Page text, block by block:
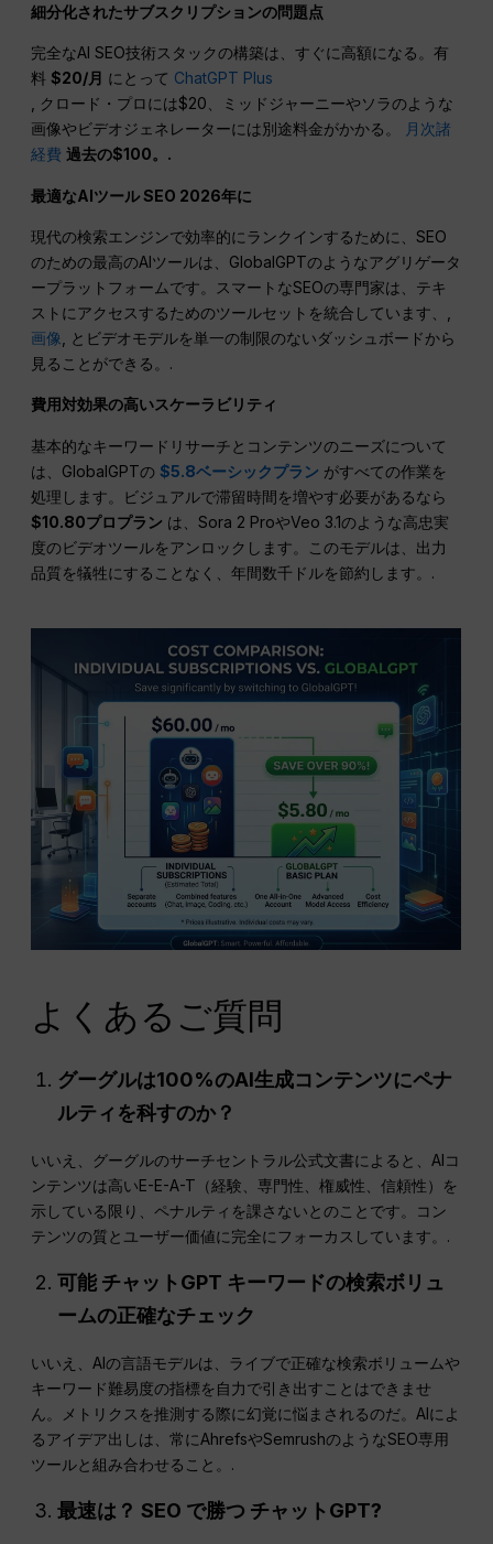
細分化されたサブスクリプションの問題点
完全なAI SEO技術スタックの構築は、すぐに高額になる。有
料$20/月 にとって ChatGPT Plus
, クロード・プロには$20、ミッドジャーニーやソラのような
画像やビデオジェネレーターには別途料金がかかる。
月次諸
経費 過去の$100。.
最適なAIツールSEO 2026年に
現代の検索エンジンで効率的にランクインするために、SEO
のための最高のAIツールは、GlobalGPTのようなアグリゲータ
ープラットフォームです。スマートなSEOの専門家は、テキ
ストにアクセスするためのツールセットを統合しています、,
画像
, とビデオモデルを単一の制限のないダッシュボードから
見ることができる。.
費用対効果の高いスケーラビリティ
基本的なキーワードリサーチとコンテンツのニーズについて
は、GlobalGPTの$5.8ベーシックプラン がすべての作業を
処理します。ビジュアルで滞留時間を増やす必要があるなら
$10.80プロプラン は、Sora 2 ProやVeo 3.1のような高忠実
度のビデオツールをアンロックします。このモデルは、出力
品質を犠牲にすることなく、年間数千ドルを節約します。.
よくあるご質問
グーグルは100%のAI生成コンテンツにペナ
ルティを科すのか？
いいえ、グーグルのサーチセントラル公式文書によると、AIコ
ンテンツは高いE-E-A-T（経験、専門性、権威性、信頼性）を
示している限り、ペナルティを課さないとのことです。コン
テンツの質とユーザー価値に完全にフォーカスしています。.
可能 チャットGPT キーワードの検索ボリュ
ームの正確なチェック
いいえ、AIの言語モデルは、ライブで正確な検索ボリュームや
キーワード難易度の指標を自力で引き出すことはできませ
ん。メトリクスを推測する際に幻覚に悩まされるのだ。AIによ
るアイデア出しは、常にAhrefsやSemrushのようなSEO専用
ツールと組み合わせること。.
最速は？SEO で勝つ チャットGPT?